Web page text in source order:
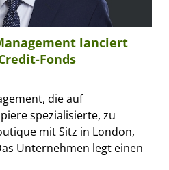
lanciert
Fonds
die auf
spezialisierte, zu
mit Sitz in London,
Unternehmen legt einen